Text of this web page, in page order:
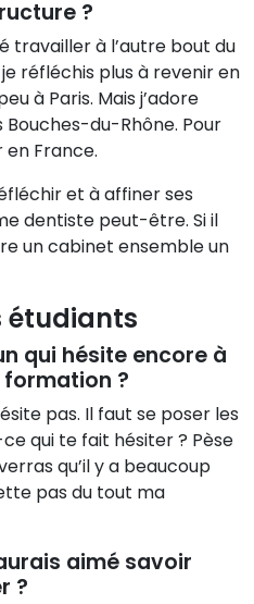
?
travailler à l’autre bout du
réfléchis plus à revenir en
à Paris. Mais j’adore
du-Rhône. Pour
en France.
et à affiner ses
dentiste peut-être. Si il
un cabinet ensemble un
étudiants
qui hésite encore à
?
pas. Il faut se poser les
qui te fait hésiter ? Pèse
qu’il y a beaucoup
pas du tout ma
aimé savoir
?